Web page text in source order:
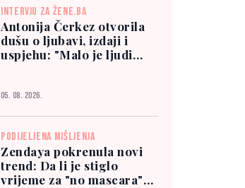
INTERVJU ZA ŽENE.BA
Antonija Čerkez otvorila
dušu o ljubavi, izdaji i
uspjehu: "Malo je ljudi
05. 08. 2026.
PODIJELJENA MIŠLJENJA
Zendaya pokrenula novi
trend: Da li je stiglo
vrijeme za "no mascara"